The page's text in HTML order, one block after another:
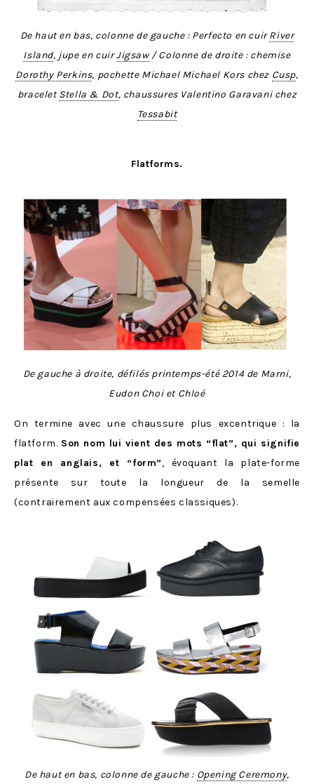
De haut en bas, colonne de gauche : Perfecto en cuirRiver
Island, jupe en cuirJigsaw/ Colonne de droite : chemise
Dorothy Perkins, pochette Michael Michael Kors chez Cusp,
braceletStella & Dot, chaussures Valentino Garavani chez
Tessabit
Flatforms.
De gauche à droite, défilés printemps-été 2014 de Marni,
Eudon Choi et Chloé
On termine avec une chaussure plus excentrique : la
flatform. Son nom lui vient des mots “flat”, qui signifie
plat en anglais, et “form”, évoquant la plate-forme
présente sur toute la longueur de la semelle
(contrairement aux compensées classiques).
De haut en bas, colonne de gauche : Opening Ceremony,